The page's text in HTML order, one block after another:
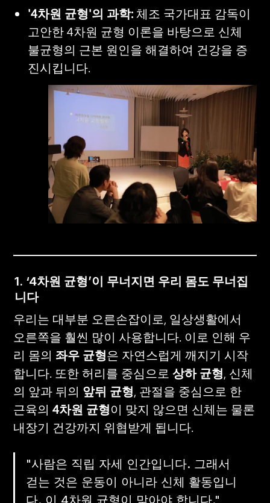
'4차원 균형'의 과학: 체조 국가대표 감독이
고안한 4차원 균형 이론을 바탕으로 신체
불균형의 근본 원인을 해결하여 건강을 증
진시킵니다.
1. ‘4차원 균형’이 무너지면 우리 몸도 무너집
니다
우리는 대부분 오른손잡이로, 일상생활에서
오른쪽을 훨씬 많이 사용합니다. 이로 인해 우
리 몸의 좌우 균형은 자연스럽게 깨지기 시작
합니다. 또한 허리를 중심으로 상하 균형, 신체
의 앞과 뒤의 앞뒤 균형, 관절을 중심으로 한
근육의 4차원 균형이 맞지 않으면 신체는 물론
내장기 건강까지 위협받게 됩니다.
"사람은 직립 자세 인간입니다. 그래서
걷는 것은 운동이 아니라 신체 활동입니
다. 이 4차원 균형이 맞아야 합니다."